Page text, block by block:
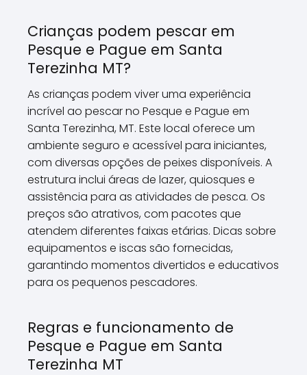
Crianças podem pescar em
Pesque e Pague em Santa
Terezinha MT?
As crianças podem viver uma experiência
incrível ao pescar no Pesque e Pague em
Santa Terezinha, MT. Este local oferece um
ambiente seguro e acessível para iniciantes,
com diversas opções de peixes disponíveis. A
estrutura inclui áreas de lazer, quiosques e
assistência para as atividades de pesca. Os
preços são atrativos, com pacotes que
atendem diferentes faixas etárias. Dicas sobre
equipamentos e iscas são fornecidas,
garantindo momentos divertidos e educativos
para os pequenos pescadores.
Regras e funcionamento de
Pesque e Pague em Santa
Terezinha MT